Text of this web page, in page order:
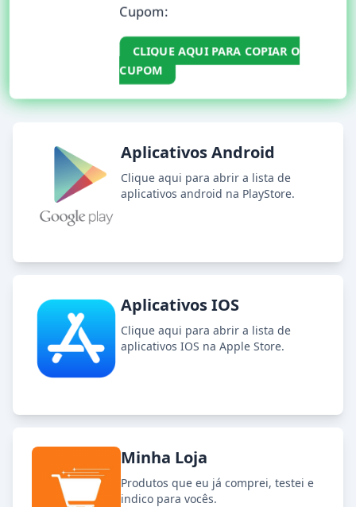
Cupom:
CLIQUE AQUI PARA COPIAR O
CUPOM
Aplicativos Android
Clique aqui para abrir a lista de
aplicativos android na PlayStore.
Aplicativos IOS
Clique aqui para abrir a lista de
aplicativos IOS na Apple Store.
Minha Loja
Produtos que eu já comprei, testei e
indico para vocês.